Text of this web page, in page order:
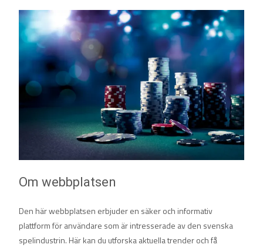
Om webbplatsen
Den här webbplatsen erbjuder en säker och informativ
plattform för användare som är intresserade av den svenska
spelindustrin. Här kan du utforska aktuella trender och få